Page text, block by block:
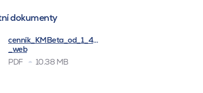
dokumenty
cenník_KMBeta_od_1_4_2026
_web
PDF
10.38 MB